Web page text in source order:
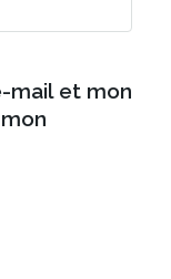
mail et mon